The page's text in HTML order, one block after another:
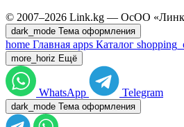
© 2007–2026 Link.kg — ОсОО
dark_mode Тема оформления
home Главная apps Каталог
more_horiz Ещё
WhatsApp Telegram
dark_mode Тема оформления